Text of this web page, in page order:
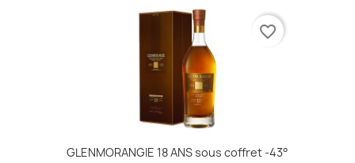
GLENMORANGIE 18 ANS sous coffret -43°
favorite_border